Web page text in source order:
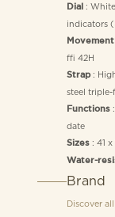
Dial :
indicators
Movement
≈ 42H
Strap:
steel
Functions:
date
Sizes: 41 x
Water-
Brand
Discover